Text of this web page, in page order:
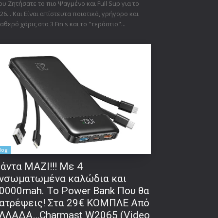
Ζητήσατε το πιο Ψαγμένο και Full Sup για το
Και Είναι απίστευτα ποιοτικό, γρήγορο και
χάρις στα 3 Fin's και το "τεράστιο"...
ΜΑΖΙ!!! Με 4
καλώδια και
Το Power Bank Που θα
Στα 29€ ΚΟΜΠΛΕ Από
W2065 (Video